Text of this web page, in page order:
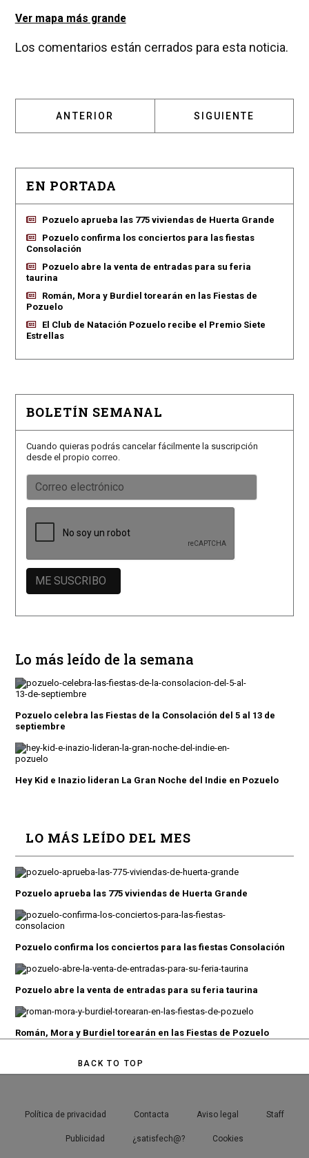
Ver mapa más grande
Los comentarios están cerrados para esta noticia.
ARTÍCULO ANTERIOR: LA FUNDACIÓN DAR
ANTERIOR ARTÍCULO
SIGUIENTE
EN PORTADA
Pozuelo aprueba las 775 viviendas de Huerta Grande
Pozuelo confirma los conciertos para las fiestas
Consolación
Pozuelo abre la venta de entradas para su feria
taurina
Román, Mora y Burdiel torearán en las Fiestas de
Pozuelo
El Club de Natación Pozuelo recibe el Premio Siete
Estrellas
BOLETÍN SEMANAL
Cuando quieras podrás cancelar fácilmente la suscripción
desde el propio correo.
Lo más leído de la semana
Pozuelo celebra las Fiestas de la Consolación del 5 al 13 de
septiembre
Hey Kid e Inazio lideran La Gran Noche del Indie en Pozuelo
LO MÁS LEÍDO DEL MES
Pozuelo aprueba las 775 viviendas de Huerta Grande
Pozuelo confirma los conciertos para las fiestas Consolación
Pozuelo abre la venta de entradas para su feria taurina
Román, Mora y Burdiel torearán en las Fiestas de Pozuelo
BACK TO TOP
Política de privacidad Contacta Aviso legal Staff
Publicidad ¿satisfech@? Cookies